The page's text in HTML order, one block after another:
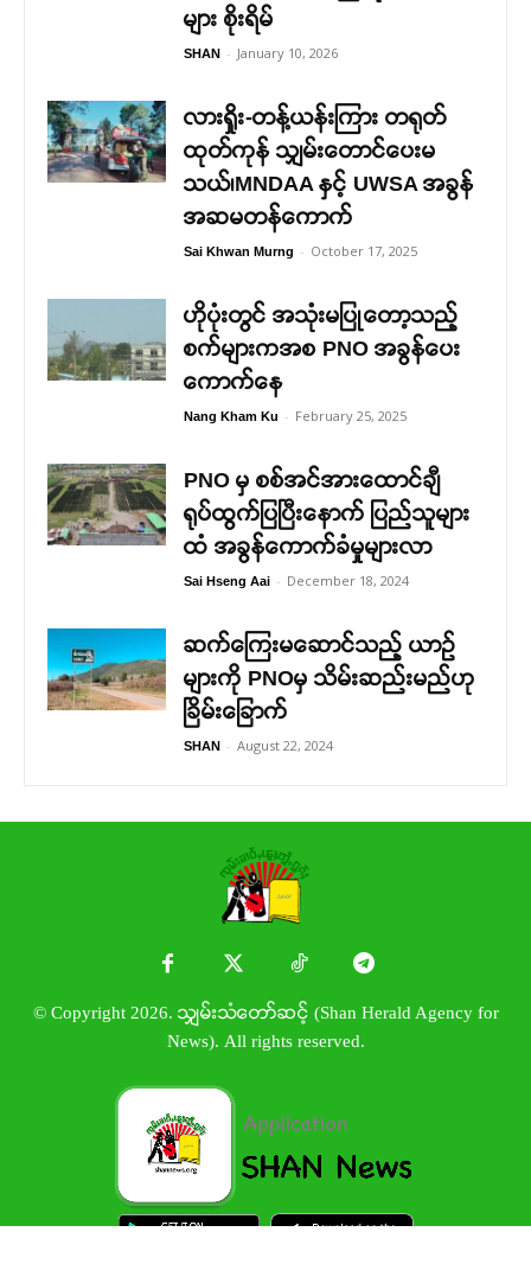
များ စိုးရိမ်
SHAN - January 10, 2026
လားရှိုး-တန့်ယန်းကြား တရုတ်
ထုတ်ကုန် သျှမ်းတောင်ပေးမ
သယ်၊MNDAA နှင့် UWSA အခွန်
အဆမတန်ကောက်
Sai Khwan Murng - October 17, 2025
ဟိုပုံးတွင် အသုံးမပြုတော့သည့်
စက်များကအစ PNO အခွန်ပေး
ကောက်နေ
Nang Kham Ku - February 25, 2025
PNO မှ စစ်အင်အားထောင်ချီ
ရုပ်ထွက်ပြပြီးနောက် ပြည်သူများ
ထံ အခွန်ကောက်ခံမှုများလာ
Sai Hseng Aai - December 18, 2024
ဆက်ကြေးမဆောင်သည့် ယာဉ်
များကို PNOမှ သိမ်းဆည်းမည်ဟု
ခြိမ်းခြောက်
SHAN - August 22, 2024
© Copyright 2026. သျှမ်းသံတော်ဆင့် (Shan Herald Agency for
News). All rights reserved.